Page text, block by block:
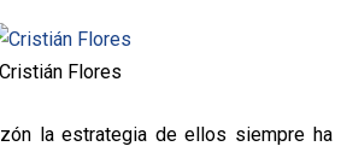
Cristián Flores
la estrategia de ellos siempre ha